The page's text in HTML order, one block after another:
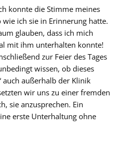
konnte die Stimme meines
ich sie in Erinnerung hatte.
glauben, dass ich mich
mit ihm unterhalten konnte!
zur Feier des Tages
wissen, ob dieses
auch außerhalb der Klinik
wir uns zu einer fremden
sie anzusprechen. Ein
erste Unterhaltung ohne